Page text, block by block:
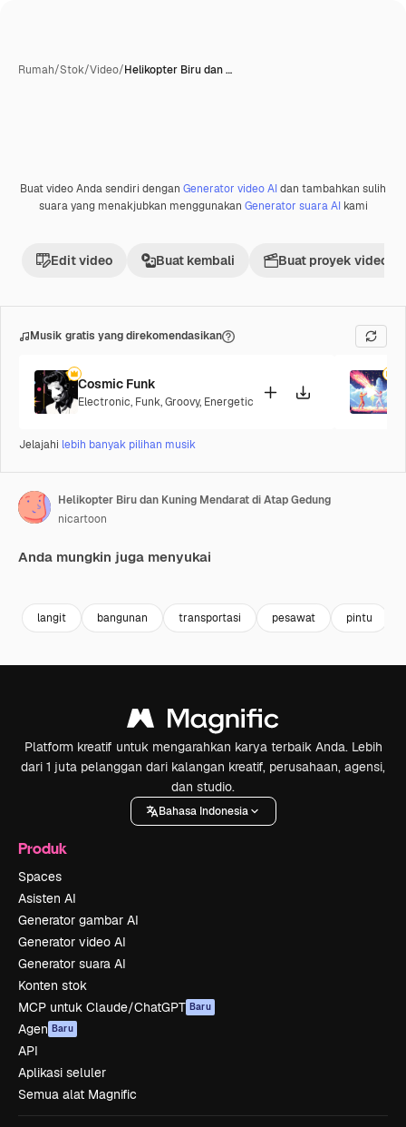
Rumah/Stok/Video/Helikopter Biru dan …
Buat video Anda sendiri dengan Generator video AIdan tambahkan sulih
suara yang menakjubkan menggunakan Generator suara AIkami
Edit video Buat kembali Buat proyek video
Musik gratis yang direkomendasikan
Cosmic Funk
Electronic, Funk,Groovy, Energetic
Jelajahi lebih banyak pilihan musik
Helikopter Biru dan Kuning Mendarat di Atap Gedung
nicartoon
Anda mungkin juga menyukai
langit bangunan transportasi pesawat pintu
Platform kreatif untuk mengarahkan karya terbaik Anda. Lebih
dari 1 juta pelanggan dari kalangan kreatif, perusahaan, agensi,
dan studio.
Bahasa Indonesia
Produk
Spaces
Asisten AI
Generator gambar AI
Generator video AI
Generator suara AI
Konten stok
MCP untuk Claude/ChatGPT Baru
Agen Baru
API
Aplikasi seluler
Semua alat Magnific